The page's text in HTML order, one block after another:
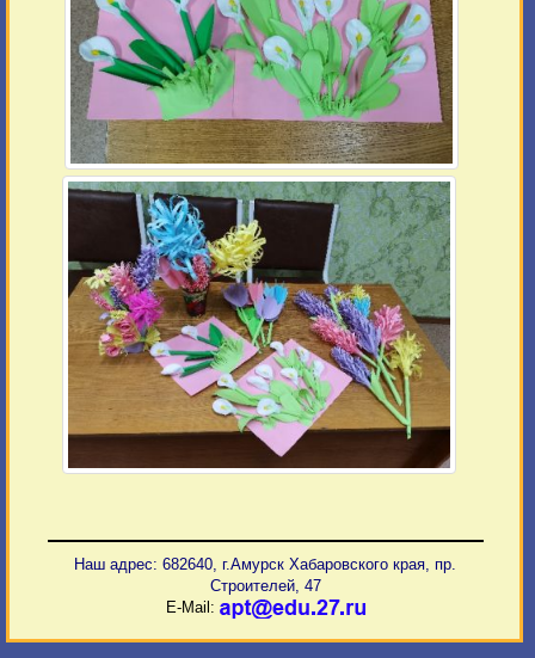
Наш адрес: 682640, г.Амурск Хабаровского края, пр.
Строителей, 47
E-Mail: